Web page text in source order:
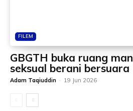
FILEM
GBGTH buka ruang
seksual berani bersuara
Adam Taqiuddin - 19 Jun 2026